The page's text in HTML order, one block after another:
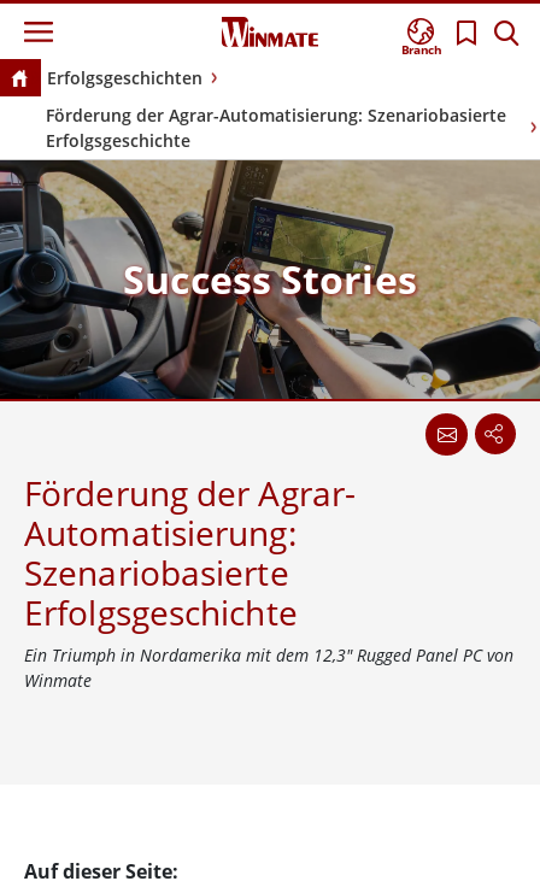
Branch
Erfolgsgeschichten
Förderung der Agrar-Automatisierung: Szenariobasierte
Erfolgsgeschichte
Success Stories
Förderung der Agrar-
Automatisierung:
Szenariobasierte
Erfolgsgeschichte
Ein Triumph in Nordamerika mit dem 12,3″ Rugged Panel PC von
Winmate
Auf dieser Seite: